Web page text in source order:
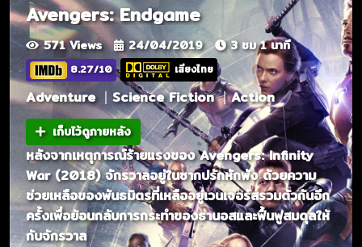
Avengers: Endgame
571 Views 24/04/2019 3 ชม 1 นาที
8.27/10 เสียงไทย
Adventure Science Fiction Action
เก็บไว้ดูภายหลัง
หลังจากเหตุการณ์ร้ายแรงของ Avengers: Infinity
War (2018) จักรวาลอยู่ในซากปรักหักพัง ด้วยความ
ช่วยเหลือของพันธมิตรที่เหลืออยู่เวนเจอร์สรวมตัวกันอีก
ครั้งเพื่อย้อนกลับการกระทำของธานอสและฟื้นฟูสมดุลให้
กับจักรวาล